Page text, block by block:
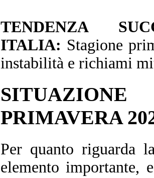
TENDENZA
ITALIA: Stagione
instabilità e richiami
PRIMAVERA
Per quanto riguarda
elemento importante,